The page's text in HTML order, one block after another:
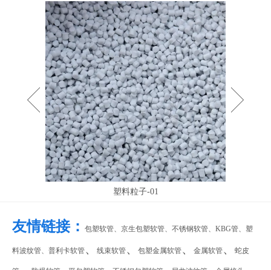
2019-05-05
PE波纹管PP软管的系数
PP波纹管 象研究梁的变形一样,我们从纯弯曲的情况着手,假设弯
塑料粒子-01
友情链接： 包塑软管、 京生包塑软管、 不锈钢软管、 KBG管、 塑
料波纹管、 普利卡软管、 线束软管、 包塑金属软管、 金属软管、 蛇皮